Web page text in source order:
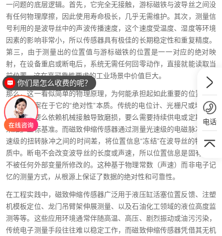
一问题的底层逻辑。首先，它完全无接触，游标磁铁与波导丝之间没
有任何物理摩擦，因此使用寿命极长，几乎无需维护。其次，测量信
号利用的是波导丝中的声波传播速度，这个速度受温度、湿度等环境
因素的影响非常小，所以传感器具有极佳的长期稳定性和重复精度。
第三，由于测量出的位置值与游标磁铁的位置是一一对应的绝对映
射，在设备重启或断电后，系统无需任何回零动作，直接就能读取当
前位置，这在高可靠性要求的工业场景中价值巨大。
那么，这一看似简单的物理原理，为何能承担起如此重要的位置测量
使命？答案在于它的“绝对性”本质。传统的电位计、光栅尺或增量式
编码器，要么依赖机械接触导致磨损，要么需要持续供电或定期回零
来维护坐标基准。而磁致伸缩传感器通过测量光速级的电磁脉冲与声
速级的扭转脉冲之间的时间差，将位置信息“冻结”在波导丝的物理介
质中。断电不会改变波导丝的长度或声速，所以位置信息是固有的、
不被任何外部变量所修改的。这种基于物理常数（声速）而非电子记
忆的测量方式，从根源上保证了数据的绝对性和可靠性。
在工程实践中，磁致伸缩传感器广泛用于液压缸活塞位置反馈、注塑
机模板定位、龙门吊臂架伸展测量、以及石油化工领域的液位高度监
测等等。这些应用环境通常伴随高温、高压、剧烈振动或油污污染，
传统电子测量手段往往难以稳定工作，而磁致伸缩传感器凭借其无机
电话
你们是怎么收费的呢？